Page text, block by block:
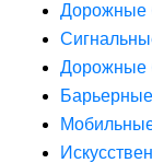
Дорожные
Дорожные